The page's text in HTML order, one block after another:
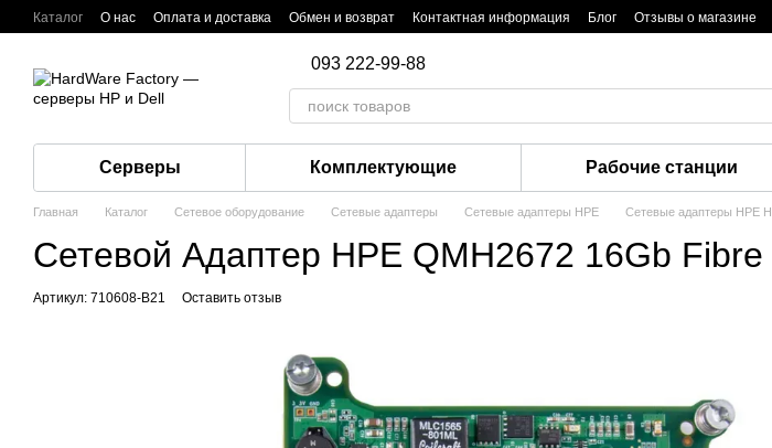
Перейти к основному контенту
Каталог О нас Оплата и доставка Обмен и возврат Контактная информация Блог Отзывы о магазине
093 222-99-88
Серверы Комплектующие Рабочие станции
Главная Каталог Сетевое оборудование Сетевые адаптеры Сетевые адаптеры HPE Сетевые адаптеры HPE
Сетевой Адаптер HPE QMH2672 16Gb
Артикул: 710608-B21 Оставить отзыв